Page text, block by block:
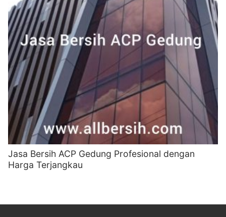
Jasa Bersih ACP Gedung Profesional dengan
Harga Terjangkau